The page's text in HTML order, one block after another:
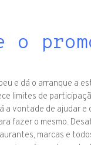
o
e dá o arranque a
limites de
a vontade de ajudar e
fazer o mesmo.
marcas e